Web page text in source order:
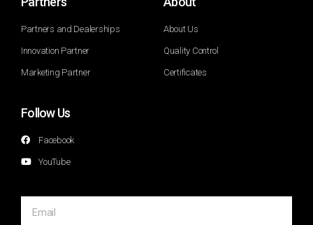
Partners and Dealerships
Innovation Partner
Marketing Partner
About Us
Quality Control
Certificates
Follow Us
Facebook
YouTube